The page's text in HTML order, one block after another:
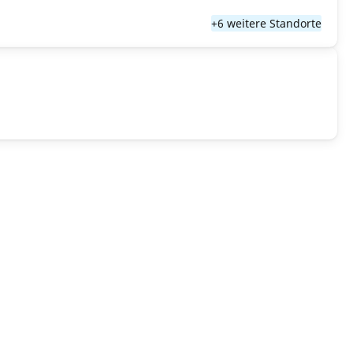
+6 weitere Standorte